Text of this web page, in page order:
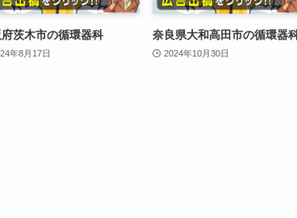
茨木市の循環器科
年8月17日
奈良県大和高田市の循環器
2024年10月30日